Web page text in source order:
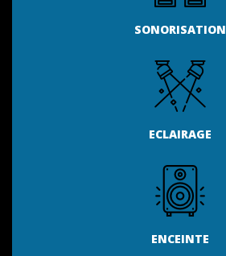
SONORISATION
ECLAIRAGE
ENCEINTE